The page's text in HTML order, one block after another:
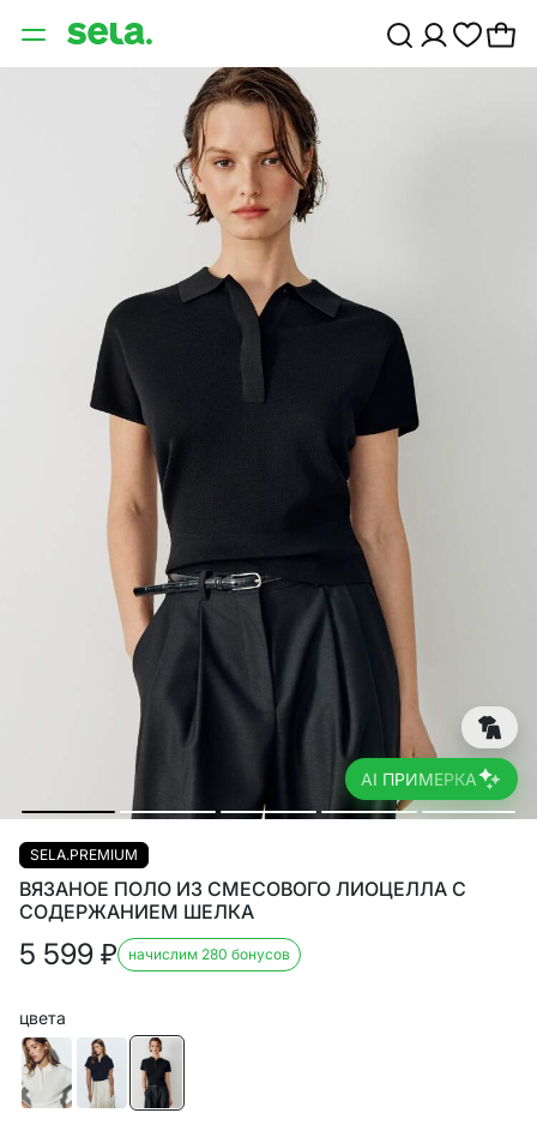
AI ПРИМЕРКА
SELA.PREMIUM
ВЯЗАНОЕ ПОЛО ИЗ СМЕСОВОГО ЛИОЦЕЛЛА С
СОДЕРЖАНИЕМ ШЕЛКА
5 599 ₽ начислим 280 бонусов
цвета